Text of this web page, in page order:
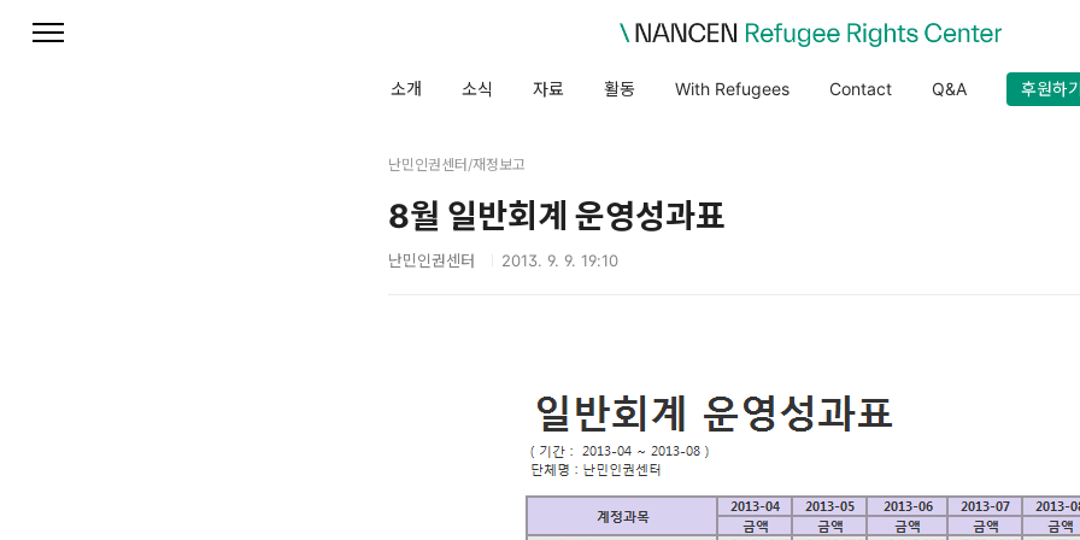
소개 소식 자료 활동 With Refugees Contact Q&A 후원하기
난민인권센터/재정보고
8월 일반회계 운영성과표
난민인권센터 2013. 9. 9. 19:10